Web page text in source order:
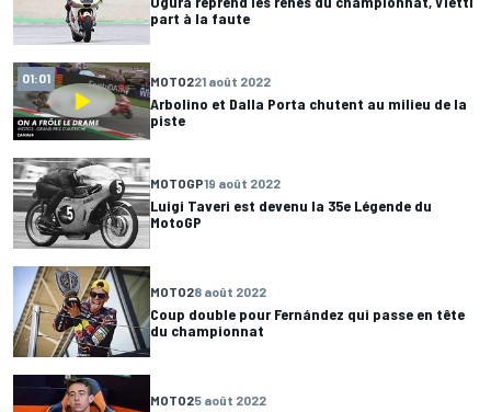
part à la faute
01:01 MOTO221 août 2022
Arbolino et Dalla Porta chutent au milieu de la
piste
MOTOGP19 août 2022
Luigi Taveri est devenu la 35e Légende du
MotoGP
MOTO28 août 2022
Coup double pour Fernández qui passe en tête
du championnat
MOTO25 août 2022